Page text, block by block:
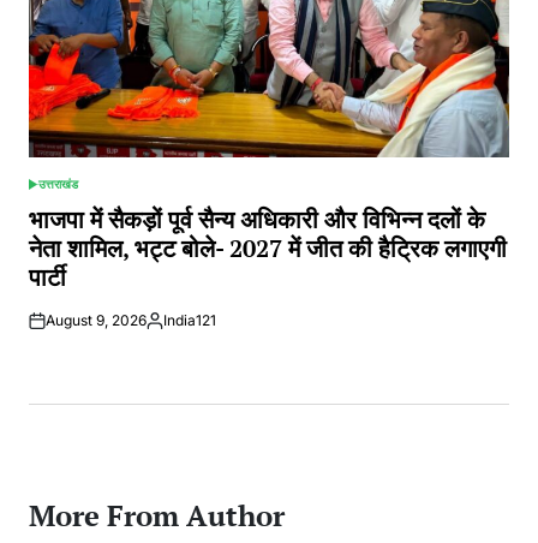
POSTED
IN
उत्तराखंड
भाजपा में सैकड़ों पूर्व सैन्य अधिकारी और विभिन्न दलों के
नेता शामिल, भट्ट बोले- 2027 में जीत की हैट्रिक लगाएगी
पार्टी
August 9, 2026Posted
India121
More From Author